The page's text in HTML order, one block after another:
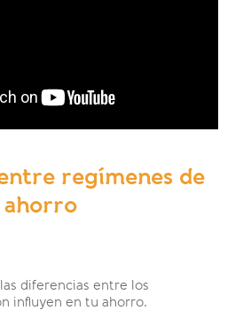
regímenes de
ahorro
diferencias entre los
influyen en tu ahorro.